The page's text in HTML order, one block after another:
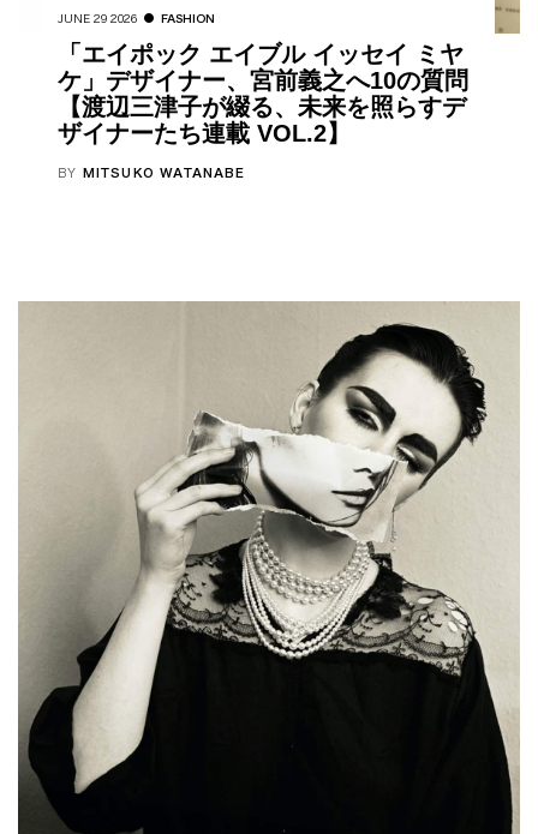
JUNE 29 2026 FASHION
「エイポック エイブル イッセイ ミヤ
ケ」デザイナー、宮前義之へ10の質問
【渡辺三津子が綴る、未来を照らすデ
ザイナーたち連載 VOL.2】
BY MITSUKO WATANABE